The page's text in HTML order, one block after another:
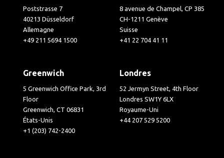
Poststrasse 7
40213 Düsseldorf
Allemagne
+49 211 5694 1500
8 avenue de Champel, CP 385
CH-1211 Genève
Suisse
+41 22 704 41 11
Greenwich
5 Greenwich Office Park, 3rd
Floor
Greenwich, CT 06831
États-Unis
+1 (203) 742-2400
Londres
52 Jermyn Street, 4th Floor
Londres SW1Y 6LX
Royaume-Uni
+44 207 529 5200